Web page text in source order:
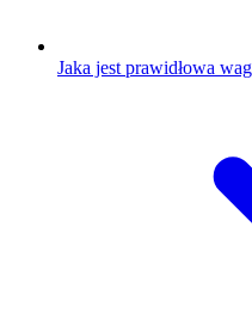
Jaka jest prawidłowa